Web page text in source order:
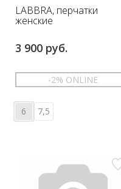
LABBRA, перчатки
женские
3 900 руб.
-2% ONLINE
6 7,5